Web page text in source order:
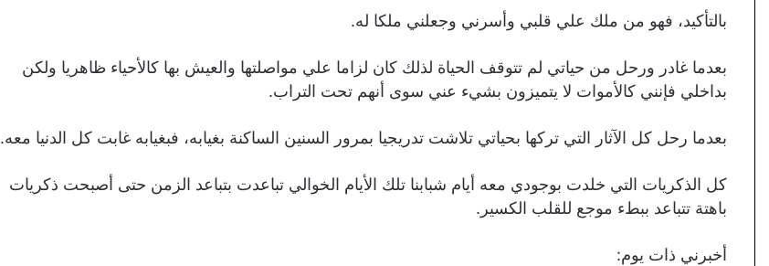
بالتأكيد، فهو من ملك علي قلبي وأسرني وجعلني ملكا له.
بعدما غادر ورحل من حياتي لم تتوقف الحياة لذلك كان لزاما علي مواصلتها والعيش بها كالأحياء ظاهريا ولكن
بداخلي فإنني كالأموات لا يتميزون بشيء عني سوى أنهم تحت التراب.
بعدما رحل كل الآثار التي تركها بحياتي تلاشت تدريجيا بمرور السنين الساكنة بغيابه، فبغيابه غابت كل الدنيا معه.
كل الذكريات التي خلدت بوجودي معه أيام شبابنا تلك الأيام الخوالي تباعدت بتباعد الزمن حتى أصبحت ذكريات
باهتة تتباعد ببطء موجع للقلب الكسير.
أخبرني ذات يوم: